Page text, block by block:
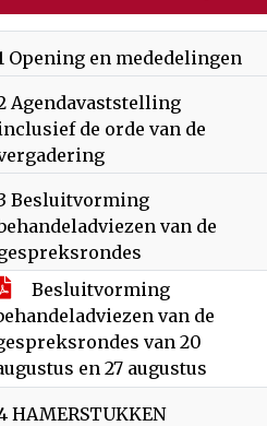
Opening en mededelingen
Agendavaststelling
de orde van de
Besluitvorming
van de
Besluitvorming
van de
van 20
en 27 augustus
HAMERSTUKKEN